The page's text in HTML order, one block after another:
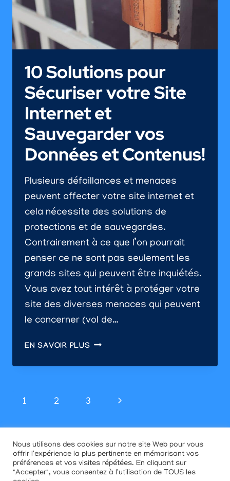
10 Solutions pour
Sécuriser votre Site
Internet et
Sauvegarder vos
Données et Contenus!
Plusieurs défaillances et menaces
peuvent affecter votre site internet et
cela nécessite des solutions de
protections et de sauvegardes.
Contrairement à ce que l’on pourrait
penser ce ne sont pas seulement les
grands sites qui peuvent être inquiétés.
Vous avez tout intérêt à protéger votre
site des diverses menaces qui peuvent
le concerner (vol de…
EN SAVOIR PLUS10
POUR
SITE
ET
SAUVEGARDER
VOS
DONNÉES
Navigation
page
1 2 3
Page
© 2026 Contenu Création | Créé parAnthony ETHEVE|
Tel: 0692 59 57 99
Nous utilisons des cookies sur notre site Web pour vous
offrir l'expérience la plus pertinente en mémorisant vos
préférences et vos visites répétées. En cliquant sur
"Accepter", vous consentez à l'utilisation de TOUS les